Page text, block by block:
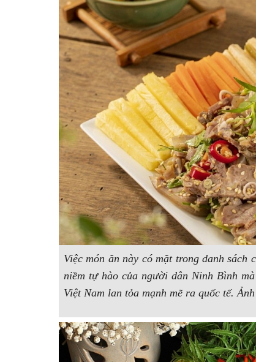
Việc món ăn này có mặt trong danh sách
niềm tự hào của người dân Ninh Bình
Việt Nam lan tỏa mạnh mẽ ra quốc tế.